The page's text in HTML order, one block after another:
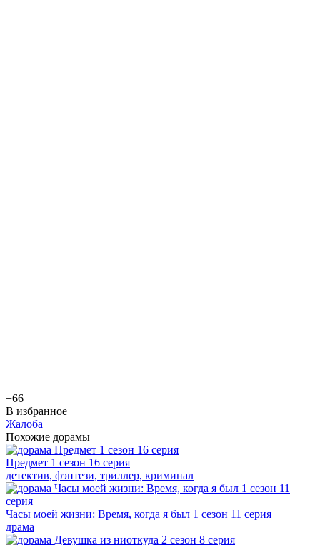
+66
В избранное
Жалоба
Похожие дорамы
Предмет 1 сезон 16 серия
детектив, фэнтези, триллер, криминал
Часы моей жизни: Время, когда я был 1 сезон 11 серия
драма